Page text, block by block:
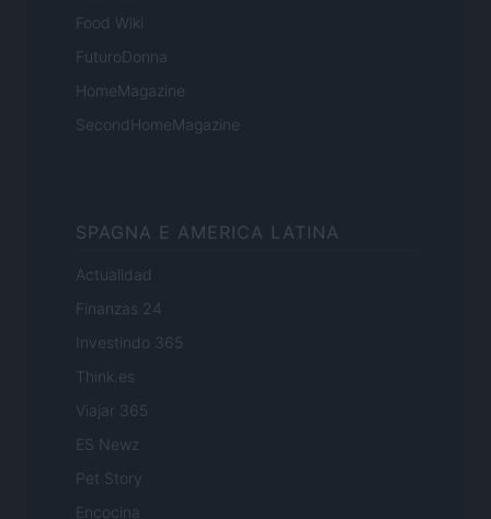
Food Wiki
FuturoDonna
HomeMagazine
SecondHomeMagazine
SPAGNA E AMERICA LATINA
Actualidad
Finanzas 24
Investindo 365
Think.es
Viajar 365
ES Newz
Pet Story
Encocina